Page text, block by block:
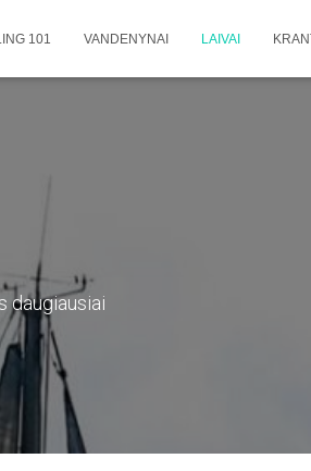
101 VANDENYNAI LAIVAI
daugiausiai